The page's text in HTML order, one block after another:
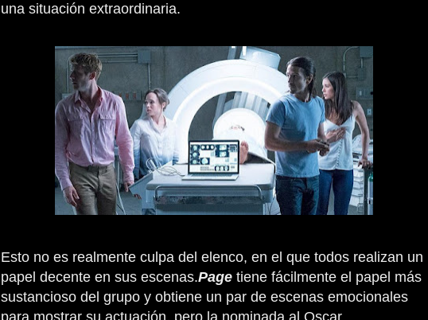
una situación extraordinaria.
Esto no es realmente culpa del elenco, en el que todos realizan un
papel decente en sus escenas.Page tiene fácilmente el papel más
sustancioso del grupo y obtiene un par de escenas emocionales
para mostrar su actuación, pero la nominada al Oscar